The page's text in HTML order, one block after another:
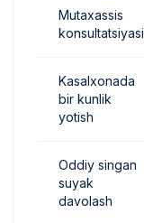
Mutaxassis
konsultatsiyasi
Kasalxonada
bir kunlik
yotish
Oddiy singan
suyak
davolash